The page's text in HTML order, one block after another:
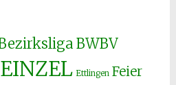
BWBV
EINZEL Ettlingen Feier